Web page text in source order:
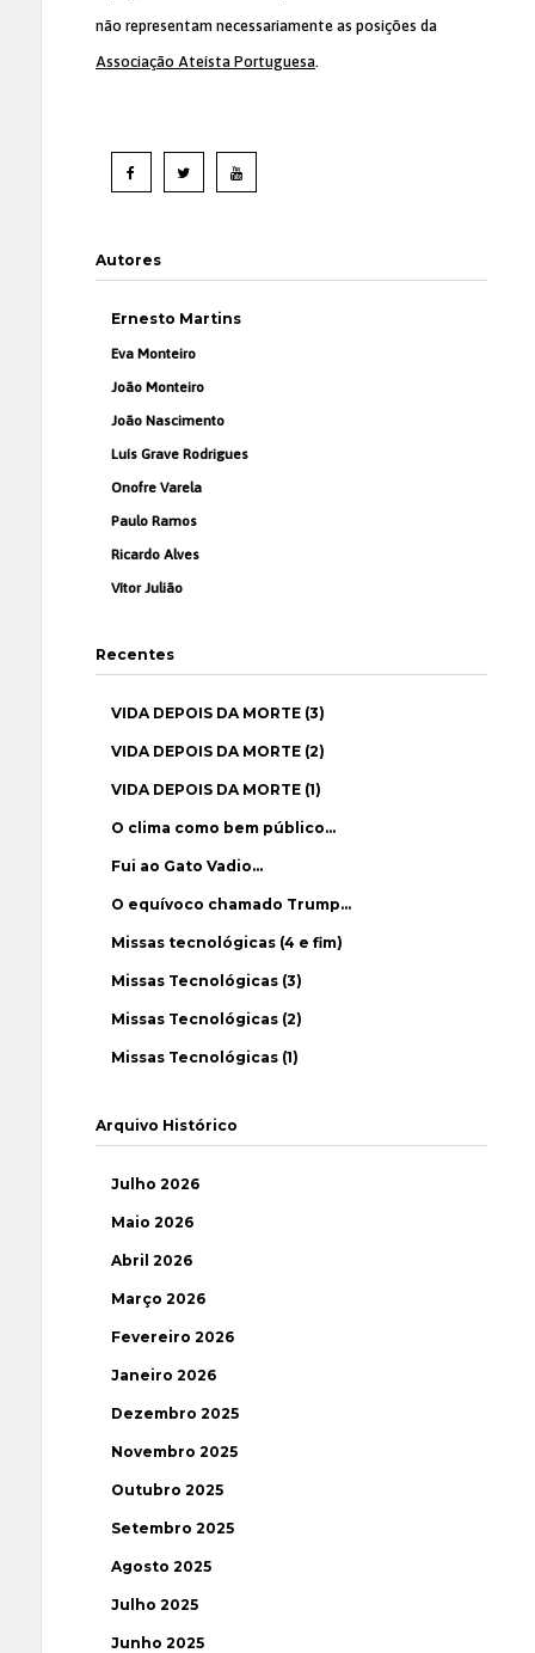
não representam necessariamente as posições da
Associação Ateísta Portuguesa.
Autores
Ernesto Martins
Eva Monteiro
João Monteiro
João Nascimento
Luís Grave Rodrigues
Onofre Varela
Paulo Ramos
Ricardo Alves
Vítor Julião
Recentes
VIDA DEPOIS DA MORTE (3)
VIDA DEPOIS DA MORTE (2)
VIDA DEPOIS DA MORTE (1)
O clima como bem público…
Fui ao Gato Vadio…
O equívoco chamado Trump…
Missas tecnológicas (4 e fim)
Missas Tecnológicas (3)
Missas Tecnológicas (2)
Missas Tecnológicas (1)
Arquivo Histórico
Julho 2026
Maio 2026
Abril 2026
Março 2026
Fevereiro 2026
Janeiro 2026
Dezembro 2025
Novembro 2025
Outubro 2025
Setembro 2025
Agosto 2025
Julho 2025
Junho 2025